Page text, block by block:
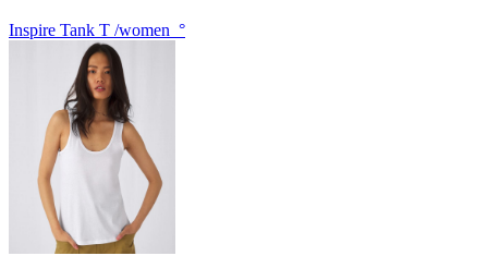
Inspire Tank T /women_°